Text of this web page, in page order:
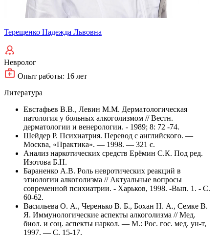
Терещенко Надежда Львовна
Невролог
Опыт работы: 16 лет
Литература
Евстафьев В.В., Левин М.М. Дерматологическая
патология у больных алкоголизмом // Вестн.
дерматологии и венерологии. - 1989; 8: 72 -74.
Шейдер Р. Психиатрия. Перевод с английского. —
Москва, «Практика». — 1998. — 321 с.
Анализ наркотических средств Ерёмин С.К. Под ред.
Изотова Б.Н.
Бараненко А.В. Роль невротических реакций в
этиологии алкоголизма // Актуальные вопросы
современной психиатрии. - Харьков, 1998. -Вып. 1. - С.
60-62.
Васильева О. А., Черенько В. Б., Бохан Н. А., Семке В.
Я. Иммунологические аспекты алкоголизма // Мед.
биол. и соц. аспекты наркол. — М.: Рос. гос. мед. ун-т,
1997. — С. 15-17.